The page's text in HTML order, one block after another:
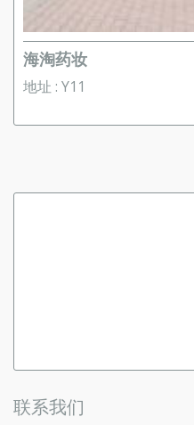
海淘药妆
地址 : Y11
联系我们